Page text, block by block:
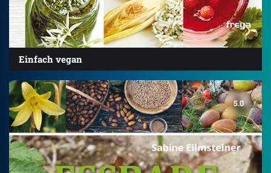
Einfach vegan
5.0